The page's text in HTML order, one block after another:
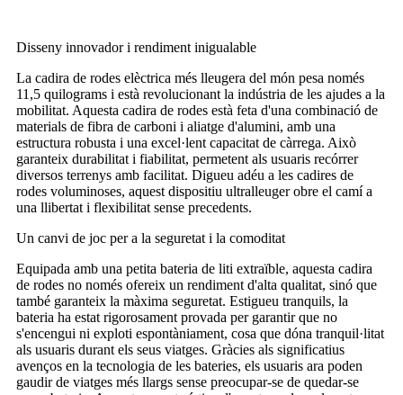
Disseny innovador i rendiment inigualable
La cadira de rodes elèctrica més lleugera del món pesa només
11,5 quilograms i està revolucionant la indústria de les ajudes a la
mobilitat. Aquesta cadira de rodes està feta d'una combinació de
materials de fibra de carboni i aliatge d'alumini, amb una
estructura robusta i una excel·lent capacitat de càrrega. Això
garanteix durabilitat i fiabilitat, permetent als usuaris recórrer
diversos terrenys amb facilitat. Digueu adéu a les cadires de
rodes voluminoses, aquest dispositiu ultralleuger obre el camí a
una llibertat i flexibilitat sense precedents.
Un canvi de joc per a la seguretat i la comoditat
Equipada amb una petita bateria de liti extraïble, aquesta cadira
de rodes no només ofereix un rendiment d'alta qualitat, sinó que
també garanteix la màxima seguretat. Estigueu tranquils, la
bateria ha estat rigorosament provada per garantir que no
s'encengui ni exploti espontàniament, cosa que dóna tranquil·litat
als usuaris durant els seus viatges. Gràcies als significatius
avenços en la tecnologia de les bateries, els usuaris ara poden
gaudir de viatges més llargs sense preocupar-se de quedar-se